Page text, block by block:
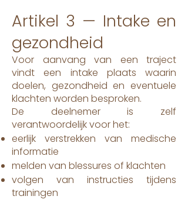
Artikel 3 — Intake en
gezondheid
Voor aanvang van een traject
vindt een intake plaats waarin
doelen, gezondheid en eventuele
klachten worden besproken.
De deelnemer is zelf
verantwoordelijk voor het:
eerlijk verstrekken van medische
informatie
melden van blessures of klachten
volgen van instructies tijdens
trainingen